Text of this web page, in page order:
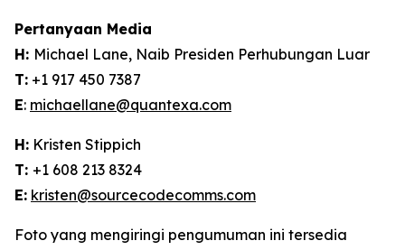
Pertanyaan Media
H: Michael Lane, Naib Presiden Perhubungan Luar
T: +1 917 450 7387
E: michaellane@quantexa.com
H: Kristen Stippich
T: +1 608 213 8324
E: kristen@sourcecodecomms.com
Foto yang mengiringi pengumuman ini tersedia